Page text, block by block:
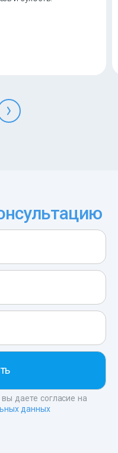
даете согласие на
данных